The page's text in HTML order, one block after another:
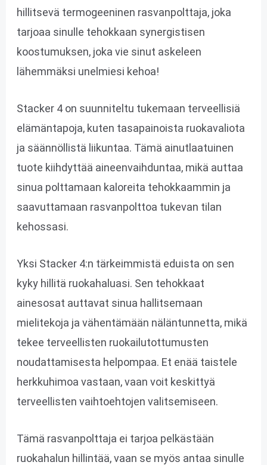
hillitsevä termogeeninen rasvanpolttaja, joka
tarjoaa sinulle tehokkaan synergistisen
koostumuksen, joka vie sinut askeleen
lähemmäksi unelmiesi kehoa!
Stacker 4 on suunniteltu tukemaan terveellisiä
elämäntapoja, kuten tasapainoista ruokavaliota
ja säännöllistä liikuntaa. Tämä ainutlaatuinen
tuote kiihdyttää aineenvaihduntaa, mikä auttaa
sinua polttamaan kaloreita tehokkaammin ja
saavuttamaan rasvanpolttoa tukevan tilan
kehossasi.
Yksi Stacker 4:n tärkeimmistä eduista on sen
kyky hillitä ruokahaluasi. Sen tehokkaat
ainesosat auttavat sinua hallitsemaan
mielitekoja ja vähentämään näläntunnetta, mikä
tekee terveellisten ruokailutottumusten
noudattamisesta helpompaa. Et enää taistele
herkkuhimoa vastaan, vaan voit keskittyä
terveellisten vaihtoehtojen valitsemiseen.
Tämä rasvanpolttaja ei tarjoa pelkästään
ruokahalun hillintää, vaan se myös antaa sinulle